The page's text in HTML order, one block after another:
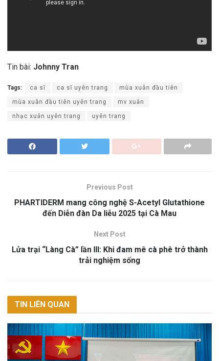
Tin bài: Johnny Tran
Tags: ca sĩ ca sĩ uyên trang mùa xuân đầu tiên
mùa xuân đầu tiên uyên trang mv xuân
nhạc xuân uyên trang uyên trang
Previous Post
PHARTIDERM mang công nghệ S-Acetyl Glutathione
đến Diễn đàn Da liễu 2025 tại Cà Mau
Next Post
Lửa trại “Làng Cà” lần III: Khi đam mê cà phê trở thành
trải nghiệm sống
TIN LIÊN QUAN